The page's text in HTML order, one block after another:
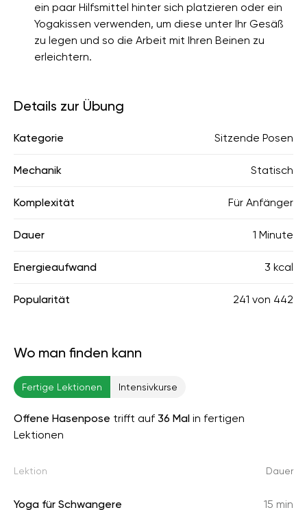
ein paar Hilfsmittel hinter sich platzieren oder ein
Yogakissen verwenden, um diese unter Ihr Gesäß
zu legen und so die Arbeit mit Ihren Beinen zu
erleichtern.
Details zur Übung
Kategorie Sitzende Posen
Mechanik Statisch
Komplexität Für Anfänger
Dauer 1 Minute
Energieaufwand 3 kcal
Popularität 241 von 442
Wo man finden kann
Fertige Lektionen Intensivkurse
Offene Hasenpose trifft auf 36 Mal in fertigen
Lektionen
Lektion Dauer
Yoga für Schwangere 15 min